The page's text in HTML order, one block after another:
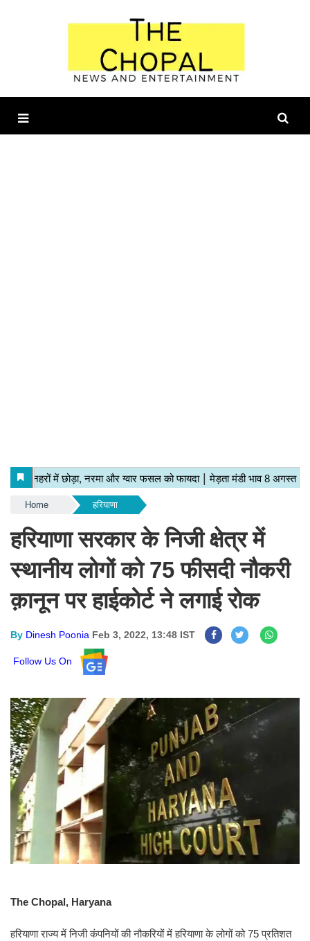
Home हरियाणा
हरियाणा सरकार के निजी क्षेत्र में
स्थानीय लोगों को 75 फीसदी नौकरी
क़ानून पर हाईकोर्ट ने लगाई रोक
By Dinesh Poonia Feb 3, 2022, 13:48 IST
Follow Us On
The Chopal, Haryana
हरियाणा राज्य में निजी कंपनियों की नौकरियों में हरियाणा के लोगों को 75 प्रतिशत